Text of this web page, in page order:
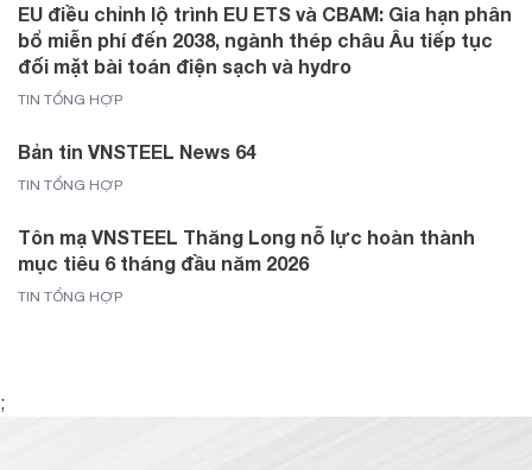
EU điều chỉnh lộ trình EU ETS và CBAM: Gia hạn phân
bổ miễn phí đến 2038, ngành thép châu Âu tiếp tục
đối mặt bài toán điện sạch và hydro
TIN TỔNG HỢP
Bản tin VNSTEEL News 64
TIN TỔNG HỢP
Tôn mạ VNSTEEL Thăng Long nỗ lực hoàn thành
mục tiêu 6 tháng đầu năm 2026
TIN TỔNG HỢP
;